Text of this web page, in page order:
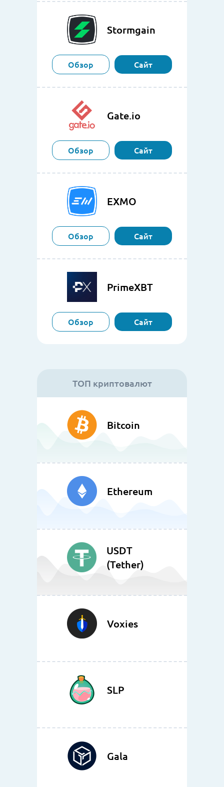
Stormgain
Обзор Сайт
Gate.io
Обзор Сайт
EXMO
Обзор Сайт
PrimeXBT
Обзор Сайт
ТОП криптовалют
Bitcoin
Ethereum
USDT
(Tether)
Voxies
SLP
Gala